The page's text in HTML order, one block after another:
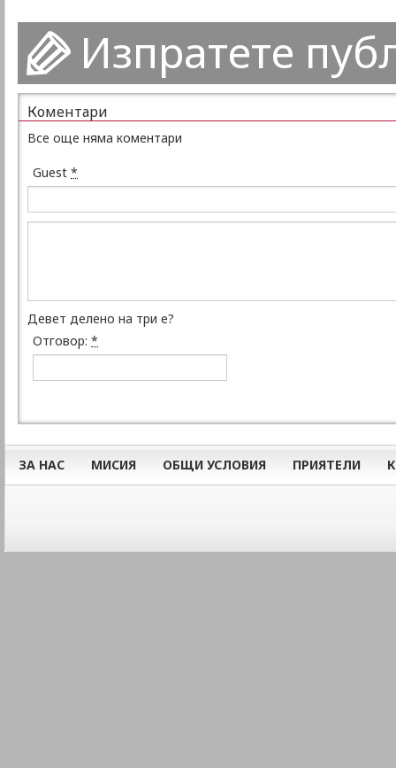
Изпратете
Коментари
Все още няма коментари
Guest *
Девет делено на три е?
Отговор: *
ЗА НАС МИСИЯ ОБЩИ УСЛОВИЯ ПРИЯТЕЛИ